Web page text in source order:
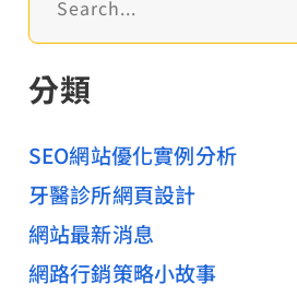
生
美
髮
網
規
劃
建
尋
鍵
:
分類
SEO網站優化實例分析
牙醫診所網頁設計
網站最新消息
網路行銷策略小故事